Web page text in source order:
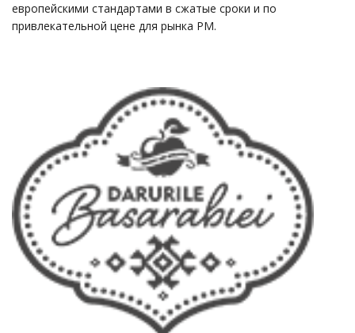
европейскими стандартами в сжатые сроки и по
привлекательной цене для рынка РМ.